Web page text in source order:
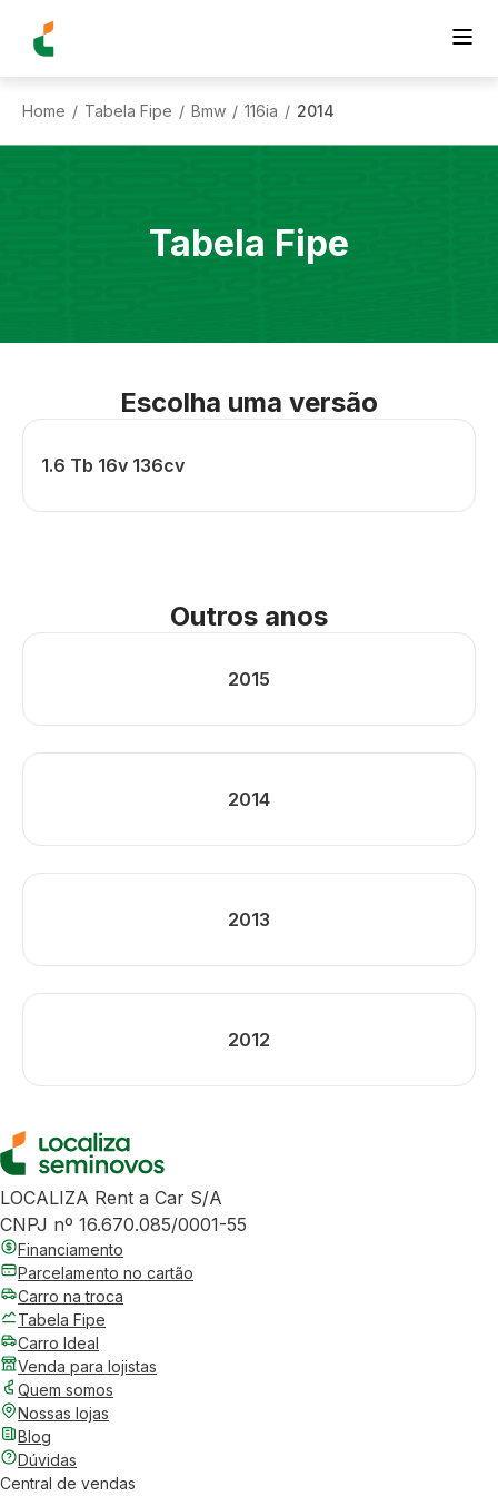
Home / Tabela Fipe / Bmw / 116ia / 2014
Tabela Fipe
Escolha uma versão
1.6 Tb 16v 136cv
Outros anos
2015
2014
2013
2012
LOCALIZA Rent a Car S/A
CNPJ nº 16.670.085/0001-55
Financiamento
Parcelamento no cartão
Carro na troca
Tabela Fipe
Carro Ideal
Venda para lojistas
Quem somos
Nossas lojas
Blog
Dúvidas
Central de vendas